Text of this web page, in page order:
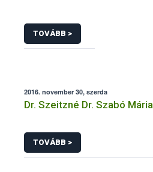
TOVÁBB >
2016. november 30, szerda
Dr. Szeitzné Dr. Szabó Mária
TOVÁBB >